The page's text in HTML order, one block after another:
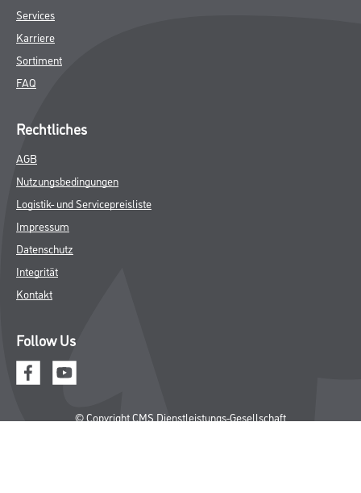
Services
Karriere
Sortiment
FAQ
Rechtliches
AGB
Nutzungsbedingungen
Logistik- und Servicepreisliste
Impressum
Datenschutz
Integrität
Kontakt
Follow Us
© Copyright CMS Dienstleistungs-Gesellschaft